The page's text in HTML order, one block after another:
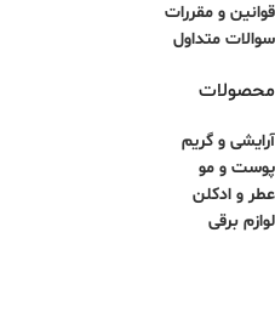
قوانین و مقررات
سوالات متداول
محصولات
آرایشی و گریم
پوست و مو
عطر و ادکلن
لوازم برقی